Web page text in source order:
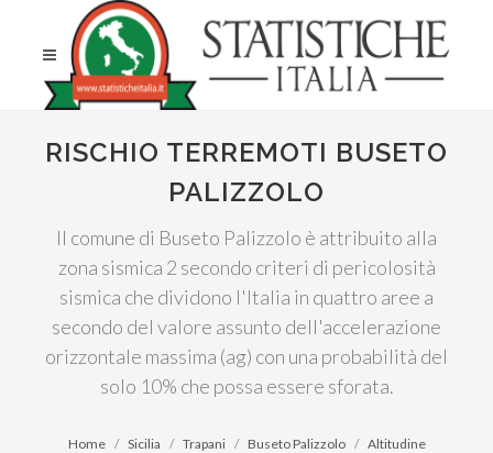
RISCHIO TERREMOTI BUSETO
PALIZZOLO
Il comune di Buseto Palizzolo è attribuito alla
zona sismica 2 secondo criteri di pericolosità
sismica che dividono l'Italia in quattro aree a
secondo del valore assunto dell'accelerazione
orizzontale massima (ag) con una probabilità del
solo 10% che possa essere sforata.
Home Sicilia Trapani Buseto Palizzolo Altitudine